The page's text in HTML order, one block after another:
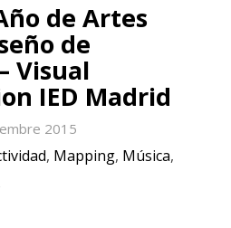
de Artes
de
Visual
IED Madrid
2015
, Mapping, Música,